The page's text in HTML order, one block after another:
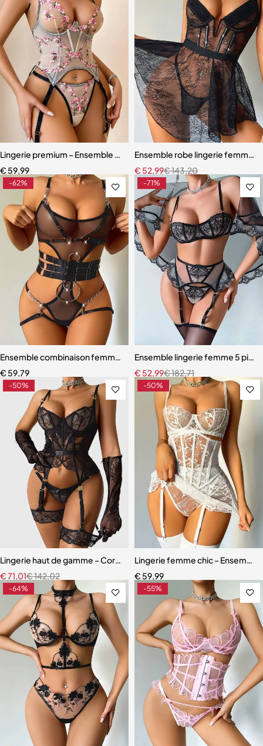
Lingerie premium – Ensemble sculptant en dentelle brodée florale
€ 59,99
Ensemble robe lingerie femme
€143,20
€ 52,99
-62%
Ensemble combinaison femme – Maille ajourée avec ceinture
€ 59,79
-71%
Ensemble lingerie femme 5
€182,71
€ 52,99
-50%
Lingerie haut de gamme – Corset en dentelle avec string,
€142,02
€71,01
-50%
Lingerie femme chic –
€ 59,99
-64% -55%